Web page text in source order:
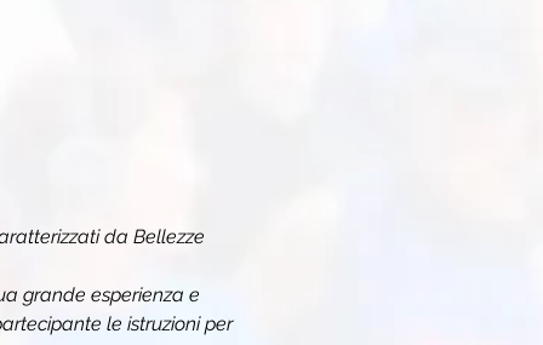
da Bellezze
grande esperienza e
le istruzioni per